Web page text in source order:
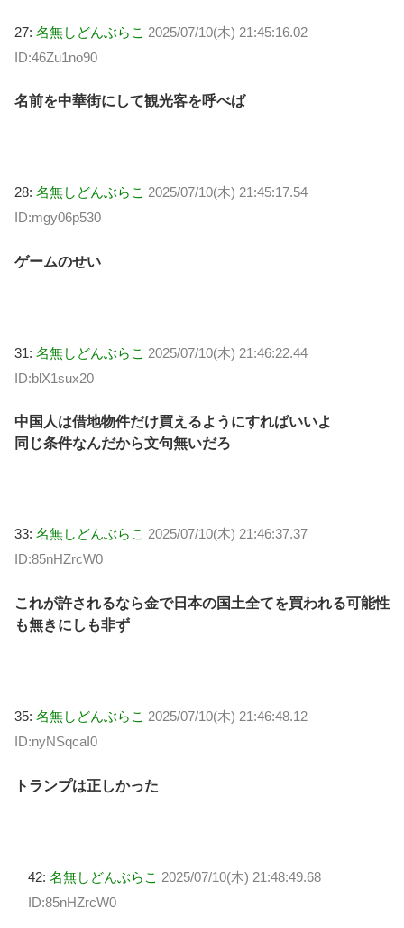
27: 名無しどんぶらこ 2025/07/10(木) 21:45:16.02
ID:46Zu1no90
名前を中華街にして観光客を呼べば
28: 名無しどんぶらこ 2025/07/10(木) 21:45:17.54
ID:mgy06p530
ゲームのせい
31: 名無しどんぶらこ 2025/07/10(木) 21:46:22.44
ID:blX1sux20
中国人は借地物件だけ買えるようにすればいいよ
同じ条件なんだから文句無いだろ
33: 名無しどんぶらこ 2025/07/10(木) 21:46:37.37
ID:85nHZrcW0
これが許されるなら金で日本の国土全てを買われる可能性
も無きにしも非ず
35: 名無しどんぶらこ 2025/07/10(木) 21:46:48.12
ID:nyNSqcaI0
トランプは正しかった
42: 名無しどんぶらこ 2025/07/10(木) 21:48:49.68
ID:85nHZrcW0